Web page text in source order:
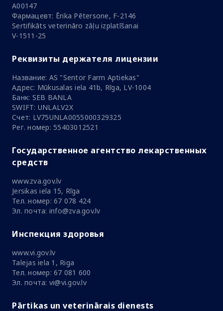
A00147
Фармацевт: Ērika Pētersone, F-2146
Sertifikāts veterināro zāļu izplatīšanai
V-1511-25
Реквизиты держателя лицензии
Название: AS "Sentor Farm Aptiekas"
Адрес: Mūkusalas iela 41b, Rīga, LV-1004
Банк: SEB BANLA
SWIFT: UNLALV2X
Счет: LV75UNLA0055000329325
Рег. номер: 55403012521
Государственное агентство лекарственных
средств
www.zva.gov.lv
Jersikas iela 15, Rīga
Тел. номер: 67 078 424
Эл. почта: info@zva.gov.lv
Инспекция здоровья
www.vi.gov.lv
Talejas iela 1, Riga
Тел. номер: 67 081 600
Эл. почта: vi@vi.gov.lv
Pārtikas un veterinārais dienests